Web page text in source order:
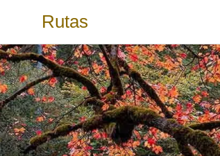
Rutas